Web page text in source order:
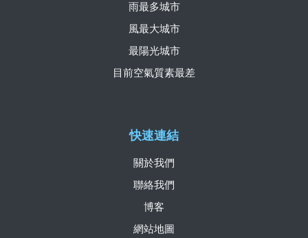
快速連結
關於我們
聯絡我們
博客
網站地圖
雨最多城市
風最大城市
最陽光城市
目前空氣質素最差